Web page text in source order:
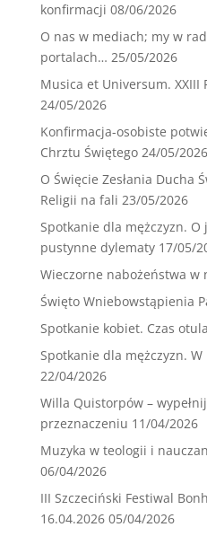
konfirmacji 08/06/2026
O nas w mediach; my w
portalach… 25/05/2026
Musica et Universum. XXIII
24/05/2026
Konfirmacja-osobiste
Chrztu Świętego 24/05/2026
O Święcie Zesłania Ducha
Religii na fali 23/05/2026
Spotkanie dla mężczyzn. O
pustynne dylematy 17/05/
Wieczorne nabożeństwa w
Święto Wniebowstąpienia
Spotkanie kobiet. Czas
Spotkanie dla mężczyzn.
22/04/2026
Willa Quistorpów –
przeznaczeniu 11/04/2026
Muzyka w teologii i
06/04/2026
III Szczeciński Festiwal
16.04.2026 05/04/2026